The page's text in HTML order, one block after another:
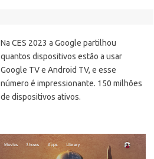
Na CES 2023 a Google partilhou
quantos dispositivos estão a usar
Google TV e Android TV, e esse
número é impressionante. 150 milhões
de dispositivos ativos.